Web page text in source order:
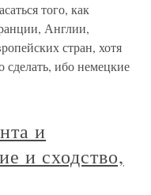
того, как
Англии,
стран, хотя
сделать, ибо немецкие
и
и сходство,